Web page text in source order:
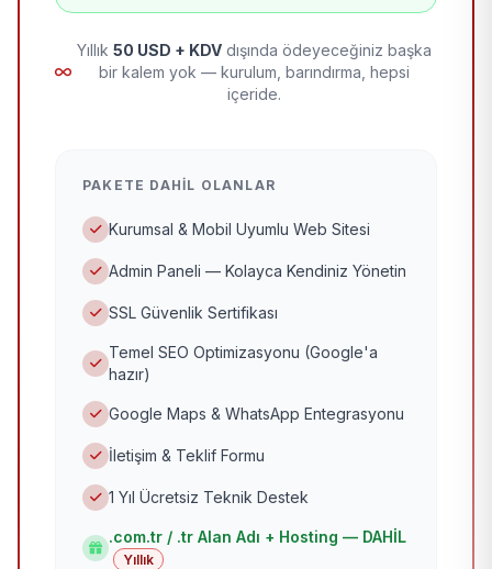
Yıllık 50 USD + KDV dışında ödeyeceğiniz başka
bir kalem yok — kurulum, barındırma, hepsi
içeride.
PAKETE DAHIL OLANLAR
Kurumsal & Mobil Uyumlu Web Sitesi
Admin Paneli — Kolayca Kendiniz Yönetin
SSL Güvenlik Sertifikası
Temel SEO Optimizasyonu (Google'a
hazır)
Google Maps & WhatsApp Entegrasyonu
İletişim & Teklif Formu
1 Yıl Ücretsiz Teknik Destek
.com.tr / .tr Alan Adı + Hosting — DAHİL
Yıllık